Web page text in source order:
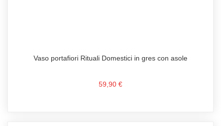
Vaso portafiori Rituali Domestici in gres con asole
59,90 €